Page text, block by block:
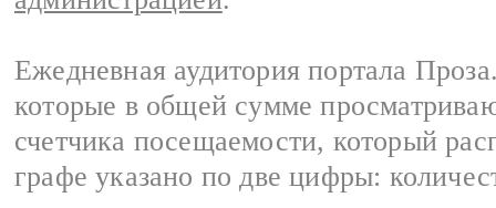
Ежедневная аудитория портала
которые в общей сумме
счетчика посещаемости, который
графе указано по две цифры: